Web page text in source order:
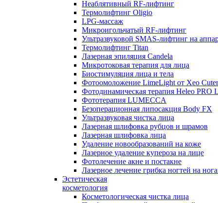
Неаблятивный RF-лифтинг
Термолифтинг Oligio
LPG-массаж
Микроигольчатый RF-лифтинг
Ультразвуковой SMAS-лифтинг на
Термолифтинг Titan
Лазерная эпиляция Сandela
Микротоковая терапия для лица
Биостимуляция лица и тела
Фотоомоложение LimeLight от Xeo
Фотодинамическая терапия Heleo PRO
Фототерапия LUMECCA
Безоперационная липосакция Body FX
Ультразвуковая чистка лица
Лазерная шлифовка рубцов и шрамов
Лазерная шлифовка лица
Удаление новообразований на коже
Лазерное удаление купероза на лице
Фотолечение акне и постакне
Лазерное лечение грибка ногтей на
Эстетическая
косметология
Косметологическая чистка лица